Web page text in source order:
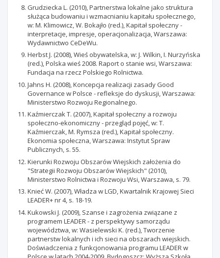
Grudziecka L. (2010), Partnerstwa lokalne jako struktura
służąca budowaniu i wzmacnianiu kapitału społecznego,
w: M. Klimowicz, W. Bokajło (red.), Kapitał społeczny -
interpretacje, impresje, operacjonalizacja, Warszawa:
Wydawnictwo CeDeWu.
Herbst J. (2008), Wieś obywatelska, w: J. Wilkin, I. Nurzyńska
(red.), Polska wieś 2008. Raport o stanie wsi, Warszawa:
Fundacja na rzecz Polskiego Rolnictwa.
Jahns H. (2008), Koncepcja realizacji zasady Good
Governance w Polsce - refleksje do dyskusji, Warszawa:
Ministerstwo Rozwoju Regionalnego.
Kaźmierczak T. (2007), Kapitał społeczny a rozwoju
społeczno-ekonomiczny - przegląd pojęć, w: T.
Kaźmierczak, M. Rymsza (red.), Kapitał społeczny.
Ekonomia społeczna, Warszawa: Instytut Spraw
Publicznych, s. 55.
Kierunki Rozwoju Obszarów Wiejskich założenia do
"Strategii Rozwoju Obszarów Wiejskich" (2010),
Ministerstwo Rolnictwa i Rozwoju Wsi, Warszawa, s. 79.
Knieć W. (2007), Władza w LGD, Kwartalnik Krajowej Sieci
LEADER+ nr 4, s. 18-19.
Kukowski J. (2009), Szanse i zagrożenia związane z
programem LEADER - z perspektywy samorządu
województwa, w: Wasielewski K. (red.), Tworzenie
partnerstw lokalnych i ich sieci na obszarach wiejskich.
Doświadczenia z funkcjonowania programu LEADER w